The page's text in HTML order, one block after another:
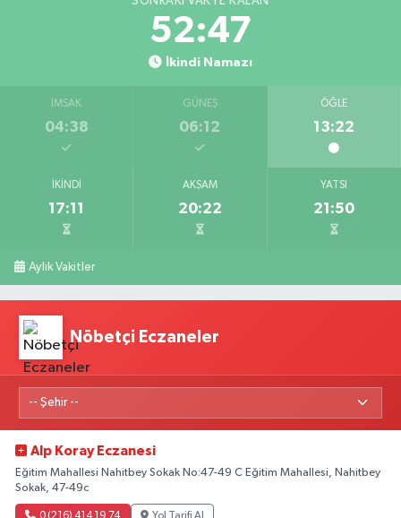
52:46
İkindi Namazı
İMSAK
04:38
GÜNEŞ
06:12
ÖĞLE
13:22
İKINDI
17:11
AKŞAM
20:22
YATSI
21:50
Aylık Vakitler
Nöbetçi Eczaneler
Alp Koray Eczanesi
Eğitim Mahallesi Nahitbey Sokak No:47-49 C Eğitim Mahallesi, Nahitbey
Sokak, 47-49c